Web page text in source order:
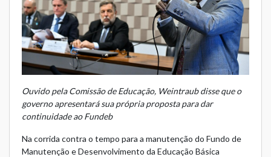
Ouvido pela Comissão de Educação, Weintraub disse que o
governo apresentará sua própria proposta para dar
continuidade ao Fundeb
Na corrida contra o tempo para a manutenção do Fundo de
Manutenção e Desenvolvimento da Educação Básica